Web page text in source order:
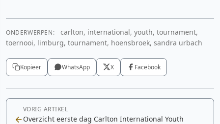
ONDERWERPEN:
carlton, international, youth, tournament,
toernooi, limburg, tournament, hoensbroek, sandra urbach
Kopieer WhatsApp X Facebook
VORIG ARTIKEL
Overzicht eerste dag Carlton International Youth